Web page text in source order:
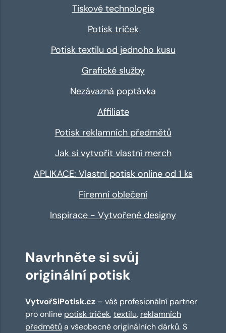
Tiskové technologie
Potisk triček
Potisk textilu od jednoho kusu
Grafické služby
Nezávazná poptávka
Affiliate
Potisk reklamních předmětů
Jak si vytvořit vlastní merch
APLIKACE: Vlastní potisk online od 1 ks
Firemní oblečení
Inspirace - Vytvořené designy
Navrhněte si svůj
originální potisk
VytvořSiPotisk.cz – váš profesionální partner
pro online potisk triček,textilu, reklamních
předmětů a všeobecně originálních dárků. S